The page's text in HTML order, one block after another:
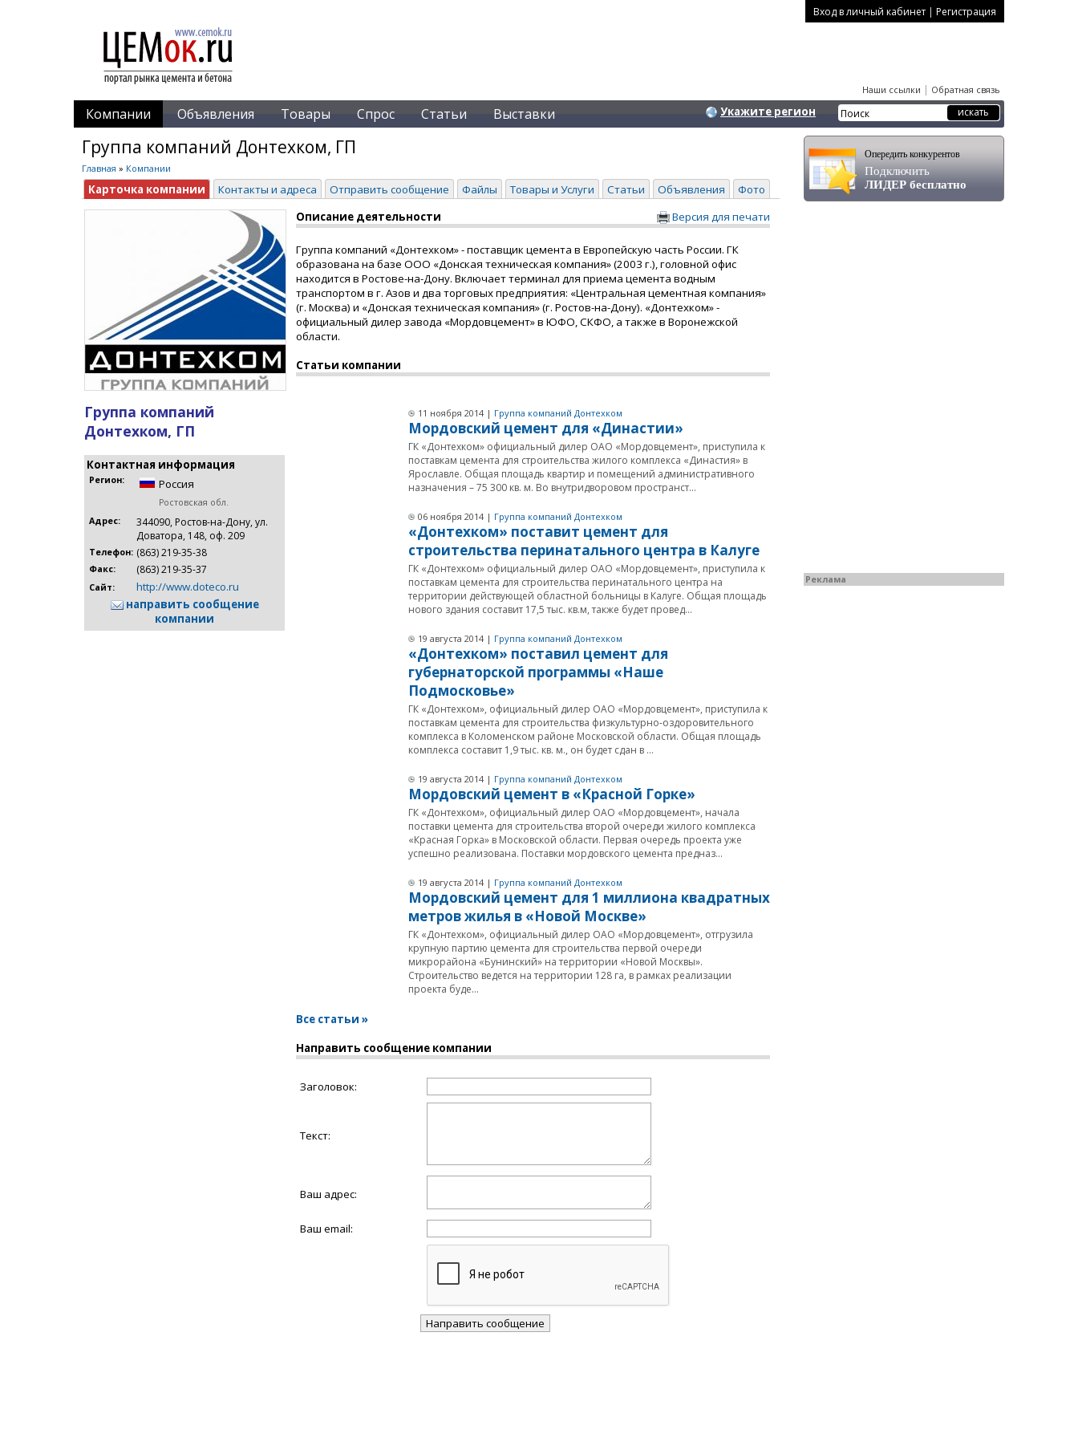
Вход в личный кабинет | Регистрация
Наши ссылки | Обратная связь
Компании Объявления Товары Спрос Статьи Выставки Укажите регион
Группа компаний Донтехком, ГП
Главная » Компании
Карточка компании Контакты и адреса Отправить сообщение Файлы Товары и Услуги Статьи Объявления Фото
Группа компаний
Донтехком, ГП
Контактная информация
Регион: Россия
Ростовская обл.
Адрес:
344090, Ростов-на-Дону, ул.
Доватора, 148, оф. 209
Телефон: (863) 219-35-38
Факс: (863) 219-35-37
Сайт:
http://www.doteco.ru
направить сообщение
компании
Версия для печати
Описание деятельности
Группа компаний «Донтехком» - поставщик цемента в Европейскую часть России. ГК
образована на базе ООО «Донская техническая компания» (2003 г.), головной офис
находится в Ростове-на-Дону. Включает терминал для приема цемента водным
транспортом в г. Азов и два торговых предприятия: «Центральная цементная компания»
(г. Москва) и «Донская техническая компания» (г. Ростов-на-Дону). «Донтехком» -
официальный дилер завода «Мордовцемент» в ЮФО, СКФО, а также в Воронежской
области.
Статьи компании
11 ноября 2014 | Группа компаний Донтехком
Мордовский цемент для «Династии»
ГК «Донтехком» официальный дилер ОАО «Мордовцемент», приступила к
поставкам цемента для строительства жилого комплекса «Династия» в
Ярославле. Общая площадь квартир и помещений административного
назначения – 75 300 кв. м. Во внутридворовом пространст...
06 ноября 2014 | Группа компаний Донтехком
«Донтехком» поставит цемент для
строительства перинатального центра в Калуге
ГК «Донтехком» официальный дилер ОАО «Мордовцемент», приступила к
поставкам цемента для строительства перинатального центра на
территории действующей областной больницы в Калуге. Общая площадь
нового здания составит 17,5 тыс. кв.м, также будет провед...
19 августа 2014 | Группа компаний Донтехком
«Донтехком» поставил цемент для
губернаторской программы «Наше
Подмосковье»
ГК «Донтехком», официальный дилер ОАО «Мордовцемент», приступила к
поставкам цемента для строительства физкультурно-оздоровительного
комплекса в Коломенском районе Московской области. Общая площадь
комплекса составит 1,9 тыс. кв. м., он будет сдан в ...
19 августа 2014 | Группа компаний Донтехком
Мордовский цемент в «Красной Горке»
ГК «Донтехком», официальный дилер ОАО «Мордовцемент», начала
поставки цемента для строительства второй очереди жилого комплекса
«Красная Горка» в Московской области. Первая очередь проекта уже
успешно реализована. Поставки мордовского цемента предназ...
19 августа 2014 | Группа компаний Донтехком
Мордовский цемент для 1 миллиона квадратных
метров жилья в «Новой Москве»
ГК «Донтехком», официальный дилер ОАО «Мордовцемент», отгрузила
крупную партию цемента для строительства первой очереди
микрорайона «Бунинский» на территории «Новой Москвы».
Строительство ведется на территории 128 га, в рамках реализации
проекта буде...
Все статьи »
Направить сообщение компании
Заголовок:
Текст:
Ваш адрес:
Ваш email:
Опередить конкурентов
Подключить
ЛИДЕР бесплатно
Реклама